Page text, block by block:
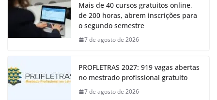
Mais de 40 cursos gratuitos online,
de 200 horas, abrem inscrições para
o segundo semestre
7 de agosto de 2026
PROFLETRAS 2027: 919 vagas abertas
no mestrado profissional gratuito
7 de agosto de 2026